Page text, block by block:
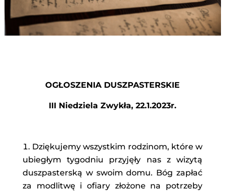
OGŁOSZENIA DUSZPASTERSKIE
III Niedziela Zwykła, 22.1.2023r.
Dziękujemy wszystkim rodzinom, które w
ubiegłym tygodniu przyjęły nas z wizytą
duszpasterską w swoim domu. Bóg zapłać
za modlitwę i ofiary złożone na potrzeby